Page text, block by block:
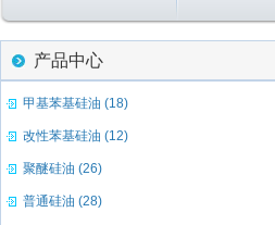
产品中心
甲基苯基硅油 (18)
改性苯基硅油 (12)
聚醚硅油 (26)
普通硅油 (28)